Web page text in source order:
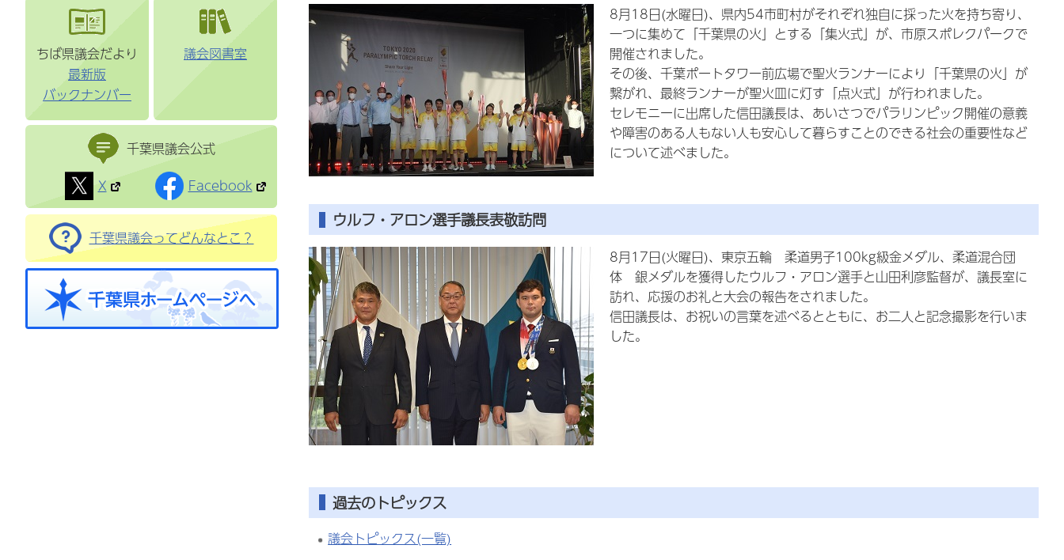
ちば県議会だより
最新版
バックナンバー
議会図書室
千葉県議会公式
X
Facebook
千葉県議会ってどんなとこ？
8月18日(水曜日)、県内54市町村がそれぞれ独自に採った火を持ち寄り、
一つに集めて「千葉県の火」とする「集火式」が、市原スポレクパークで
開催されました。
その後、千葉ポートタワー前広場で聖火ランナーにより「千葉県の火」が
繋がれ、最終ランナーが聖火皿に灯す「点火式」が行われました。
セレモニーに出席した信田議長は、あいさつでパラリンピック開催の意義
や障害のある人もない人も安心して暮らすことのできる社会の重要性など
について述べました。
ウルフ・アロン選手議長表敬訪問
8月17日(火曜日)、東京五輪 柔道男子100kg級金メダル、柔道混合団
体 銀メダルを獲得したウルフ・アロン選手と山田利彦監督が、議長室に
訪れ、応援のお礼と大会の報告をされました。
信田議長は、お祝いの言葉を述べるとともに、お二人と記念撮影を行いま
した。
過去のトピックス
議会トピックス(一覧)